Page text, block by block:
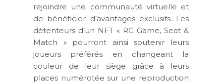
rejoindre une communauté virtuelle et
de bénéficier d’avantages exclusifs. Les
détenteurs d’un NFT « RG Game, Seat &
Match » pourront ainsi soutenir leurs
joueurs préférés en changeant la
couleur de leur siège grâce à leurs
places numérotée sur une reproduction